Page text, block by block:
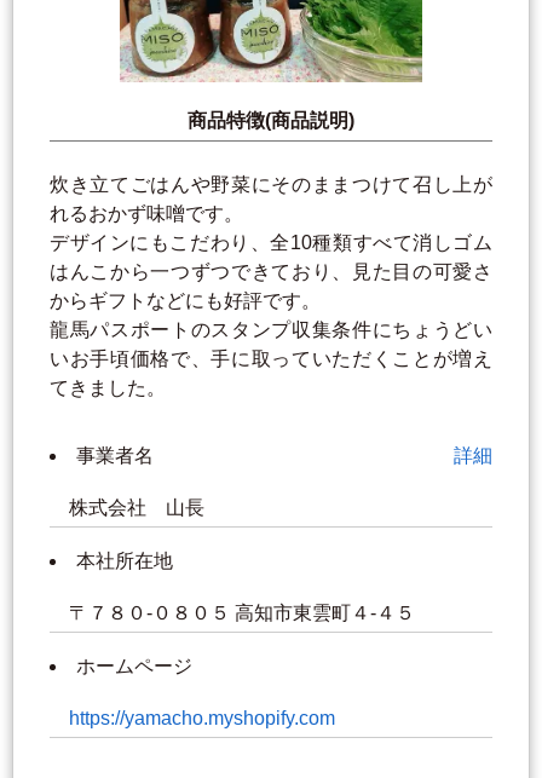
商品特徴(商品説明)
炊き立てごはんや野菜にそのままつけて召し上が
れるおかず味噌です。
デザインにもこだわり、全10種類すべて消しゴム
はんこから一つずつできており、見た目の可愛さ
からギフトなどにも好評です。
龍馬パスポートのスタンプ収集条件にちょうどい
いお手頃価格で、手に取っていただくことが増え
てきました。
事業者名 詳細
株式会社 山長
本社所在地
〒７８０-０８０５ 高知市東雲町４-４５
ホームページ
https://yamacho.myshopify.com